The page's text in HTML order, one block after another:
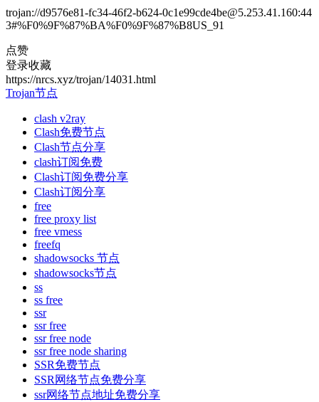
trojan://d9576e81-fc34-46f2-b624-0c1e99cde4be@5.253.41.160:44
3#%F0%9F%87%BA%F0%9F%87%B8US_91
点赞
登录收藏
https://nrcs.xyz/trojan/14031.html
Trojan节点
clash v2ray
Clash免费节点
Clash节点分享
clash订阅免费
Clash订阅免费分享
Clash订阅分享
free
free proxy list
free vmess
freefq
shadowsocks 节点
shadowsocks节点
ss
ss free
ssr
ssr free
ssr free node
ssr free node sharing
SSR免费节点
SSR网络节点免费分享
ssr网络节点地址免费分享